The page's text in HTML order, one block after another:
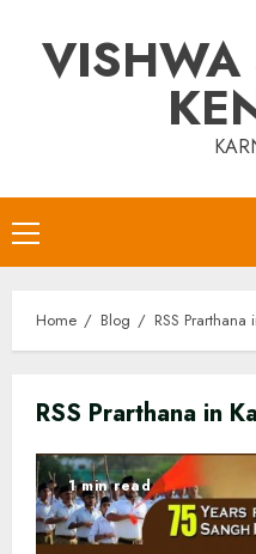
contentVISHWA
Primary
Menu
Home Blog RSS
RSS Prarthana in
1 min read